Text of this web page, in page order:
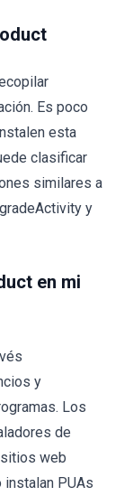
Es poco
esta
clasificar
similares a
y
en mi
y
Los
de
web
PUAs